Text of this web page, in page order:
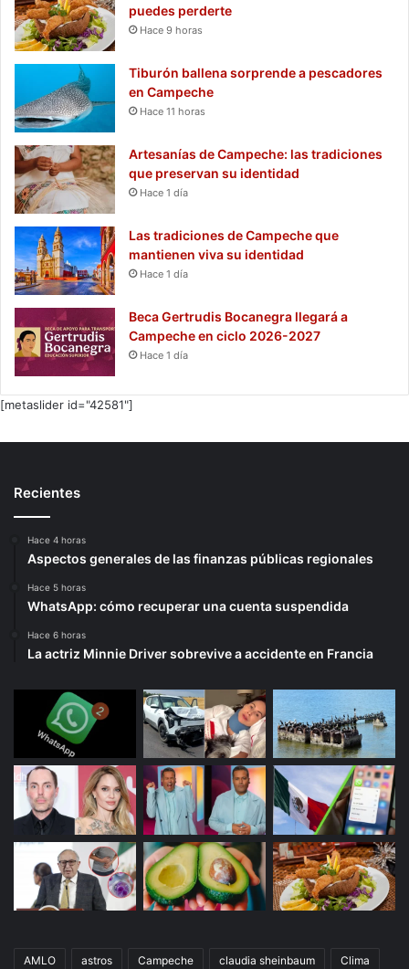
puedes perderte
Hace 9 horas
Tiburón ballena sorprende a pescadores
en Campeche
Hace 11 horas
Artesanías de Campeche: las tradiciones
que preservan su identidad
Hace 1 día
Las tradiciones de Campeche que
mantienen viva su identidad
Hace 1 día
Beca Gertrudis Bocanegra llegará a
Campeche en ciclo 2026-2027
Hace 1 día
[metaslider id="42581"]
Recientes
Hace 4 horas
Aspectos generales de las finanzas públicas regionales
Hace 5 horas
WhatsApp: cómo recuperar una cuenta suspendida
Hace 6 horas
La actriz Minnie Driver sobrevive a accidente en Francia
AMLO astros Campeche claudia sheinbaum Clima